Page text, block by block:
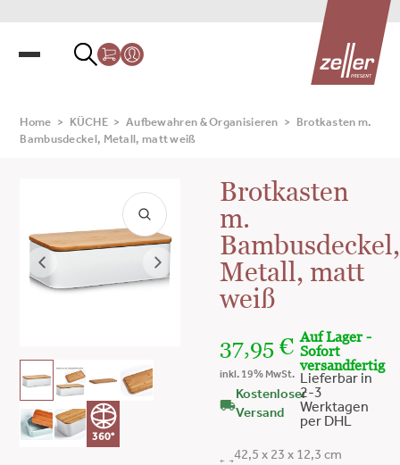
Home > KÜCHE > Aufbewahren & Organisieren >
Brotkasten m.
Bambusdeckel, Metall, matt weiß
360°
Brotkasten
m.
Bambusdeckel,
Metall, matt
weiß
37,95€
inkl. 19% MwSt.
Kostenloser
Versand
Auf Lager -
Sofort
versandfertig
Lieferbar in
2-3
Werktagen
per DHL
42,5 x 23 x 12,3 cm